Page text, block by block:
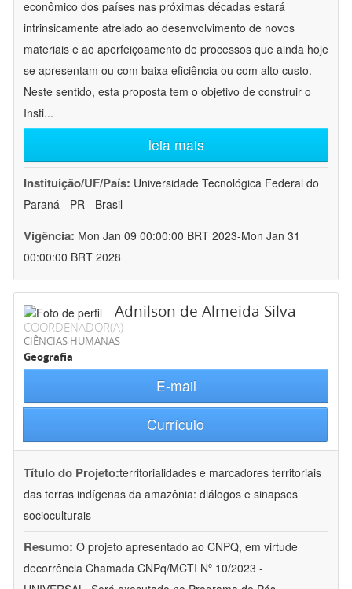
econômico dos países nas próximas décadas estará
intrinsicamente atrelado ao desenvolvimento de novos
materiais e ao aperfeiçoamento de processos que ainda hoje
se apresentam ou com baixa eficiência ou com alto custo.
Neste sentido, esta proposta tem o objetivo de construir o
Insti...
leia mais
Instituição/UF/País: Universidade Tecnológica Federal do
Paraná - PR - Brasil
Vigência: Mon Jan 09 00:00:00 BRT 2023-Mon Jan 31
00:00:00 BRT 2028
Adnilson de Almeida Silva
COORDENADOR(A)
CIÊNCIAS HUMANAS
Geografia
E-mail
Currículo
Título do Projeto:territorialidades e marcadores territoriais
das terras indígenas da amazônia: diálogos e sinapses
socioculturais
Resumo: O projeto apresentado ao CNPQ, em virtude
decorrência Chamada CNPq/MCTI Nº 10/2023 -